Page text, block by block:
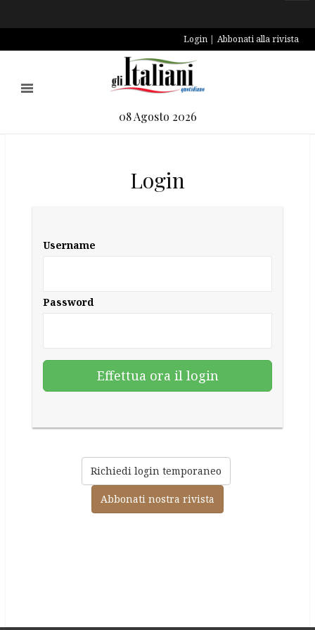
Login Abbonati alla rivista
08 Agosto 2026
Login
Username
Password
Richiedi login temporaneo
Abbonati nostra rivista